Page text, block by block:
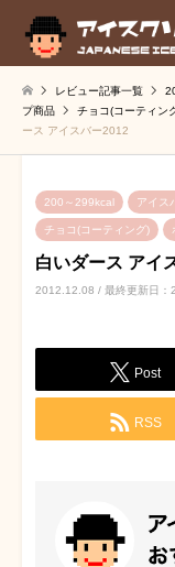
レビュー記事一覧
プ商品
チョコ(コーティン
ース アイスバー2012
200～299kcal アイス
チョコ(コーティング)
白いダース アイ
2012.12.08 / 最終更新日：
Post
RSS